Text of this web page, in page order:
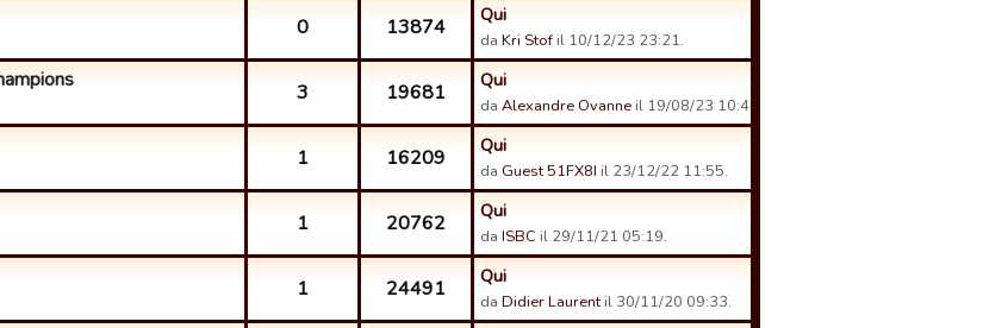
0 13874 Qui
da Kri Stof il 10/12/23 23:21.
3 19681 Qui
da Alexandre Ovanne il 19/08/23 10:43.
1 16209 Qui
da Guest 51FX8I il 23/12/22 11:55.
1 20762 Qui
da ISBC il 29/11/21 05:19.
1 24491 Qui
da Didier Laurentil 30/11/20 09:33.